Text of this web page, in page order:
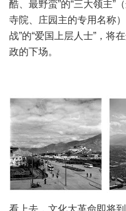
酷、最野蛮”的“三大领主”
寺院、庄园主的专用名称
战”的“爱国上层人士”，将
政的下场。
看上去，文化大革命即将